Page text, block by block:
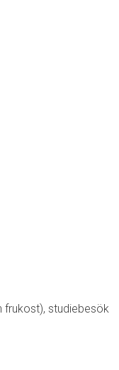
frukost), studiebesök